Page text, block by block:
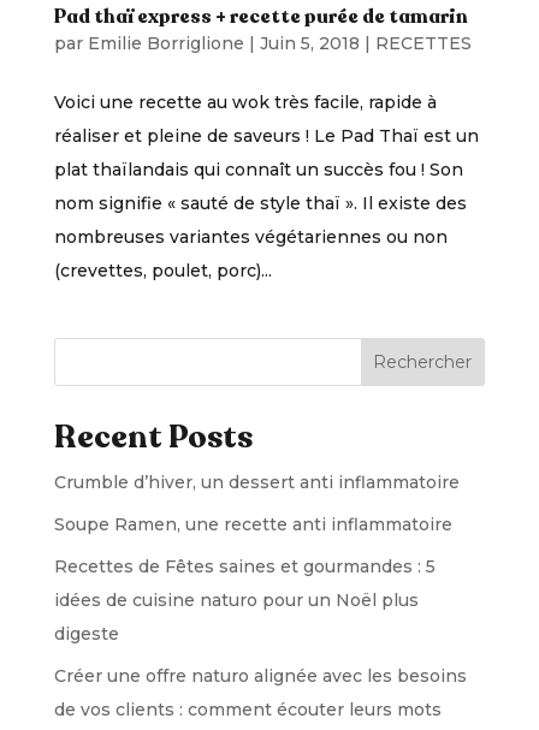
Pad thaï express + recette purée de tamarin
par Emilie Borriglione | Juin 5, 2018 | RECETTES
Voici une recette au wok très facile, rapide à
réaliser et pleine de saveurs ! Le Pad Thaï est un
plat thaïlandais qui connaît un succès fou ! Son
nom signifie « sauté de style thaï ». Il existe des
nombreuses variantes végétariennes ou non
(crevettes, poulet, porc)...
Rechercher
Recent Posts
Crumble d’hiver, un dessert anti inflammatoire
Soupe Ramen, une recette anti inflammatoire
Recettes de Fêtes saines et gourmandes : 5
idées de cuisine naturo pour un Noël plus
digeste
Créer une offre naturo alignée avec les besoins
de vos clients : comment écouter leurs mots